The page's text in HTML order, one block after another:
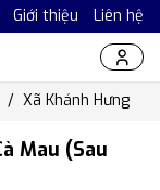
Giới thiệu Liên hệ
Xã Khánh Hưng
Mau (Sau